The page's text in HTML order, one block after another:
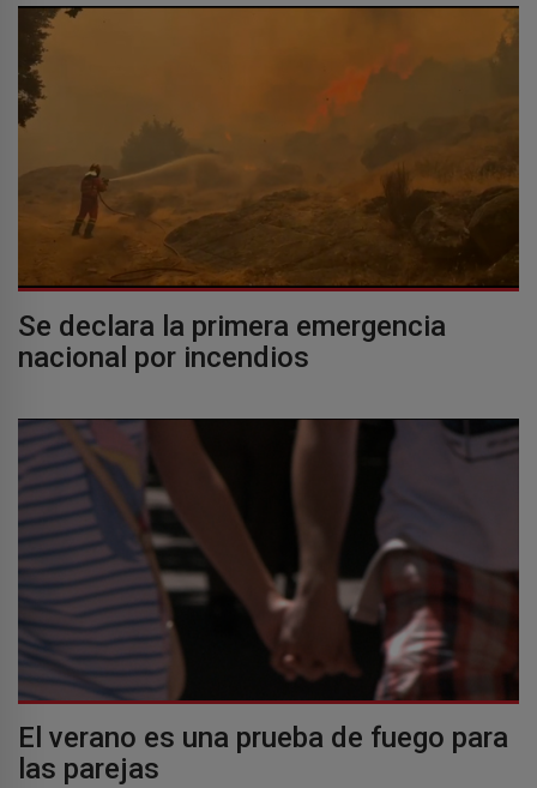
Se declara la primera emergencia
nacional por incendios
El verano es una prueba de fuego para
las parejas